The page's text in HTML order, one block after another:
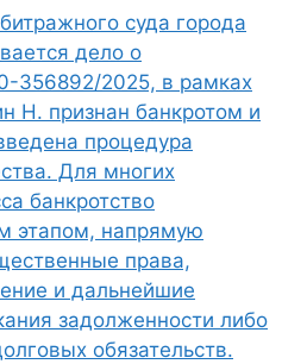
суда города
дело о
356892/2025, в рамках
Н. признан банкротом и
процедура
Для многих
банкротство
этапом, напрямую
права,
и дальнейшие
задолженности либо
обязательств.